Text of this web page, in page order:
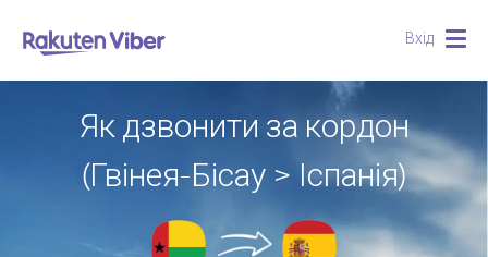
Вхід
Як дзвонити за кордон
(Гвінея-Бісау > Іспанія)